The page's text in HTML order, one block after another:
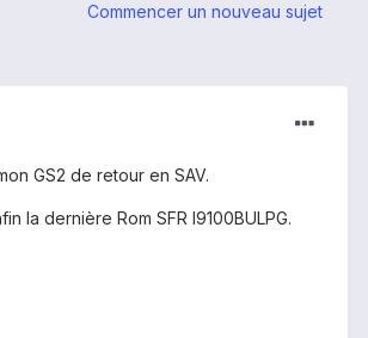
Commencer un nouveau sujet
GS2 de retour en SAV.
la dernière Rom SFR I9100BULPG.